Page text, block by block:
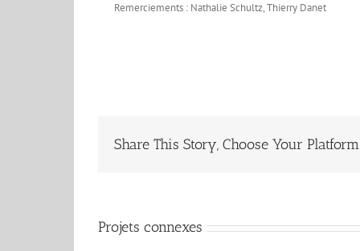
Remerciements : Nathalie Schultz, Thierry Danet
Share This Story, Choose Your
Projets connexes